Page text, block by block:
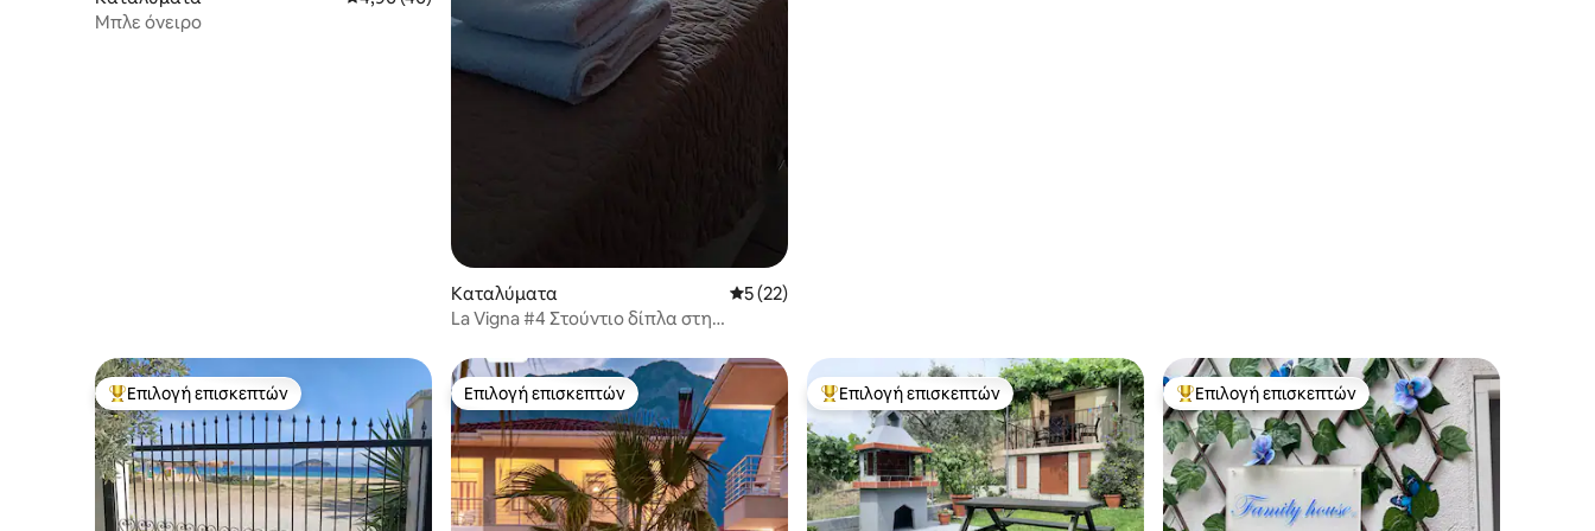
Μπλε όνειρο
Καταλύματα Μέση βαθμολογία: 5 στα 5, 22 κριτικές
5 (22)
La Vigna #4 Στούντιο δίπλα στη
Κορυφαία επιλογή επισκεπτών
Επιλογή επισκεπτών Επιλογή επισκεπτών
Επιλογή επισκεπτών Κορυφαία επιλογή επισκεπτών
Επιλογή επισκεπτών Κορυφαία επιλογή επισκεπτών
Επιλογή επισκεπτών